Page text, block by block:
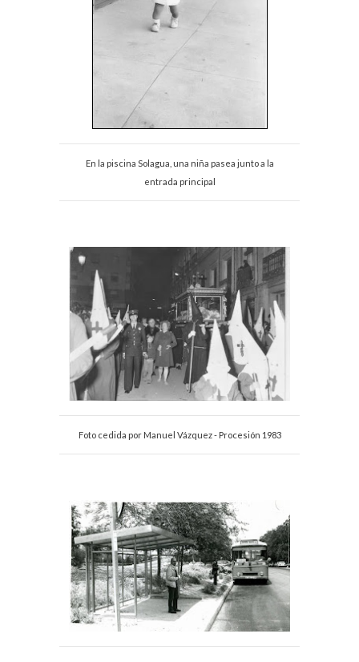
En la piscina Solagua, una niña pasea junto a la
entrada principal
Foto cedida por Manuel Vázquez - Procesión 1983